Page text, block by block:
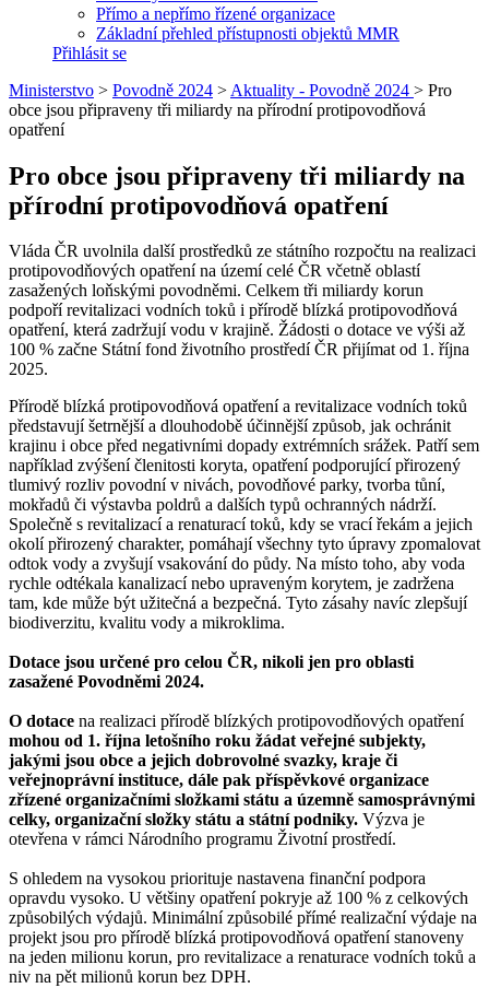
Přímo a nepřímo řízené organizace
Základní přehled přístupnosti objektů MMR
Přihlásit se
Ministerstvo > Povodně 2024 > Aktuality - Povodně 2024 > Pro
obce jsou připraveny tři miliardy na přírodní protipovodňová
opatření
Pro obce jsou připraveny tři miliardy na
přírodní protipovodňová opatření
Vláda ČR uvolnila další prostředků ze státního rozpočtu na realizaci
protipovodňových opatření na území celé ČR včetně oblastí
zasažených loňskými povodněmi. Celkem tři miliardy korun
podpoří revitalizaci vodních toků i přírodě blízká protipovodňová
opatření, která zadržují vodu v krajině. Žádosti o dotace ve výši až
100 % začne Státní fond životního prostředí ČR přijímat od 1. října
2025.
Přírodě blízká protipovodňová opatření a revitalizace vodních toků
představují šetrnější a dlouhodobě účinnější způsob, jak ochránit
krajinu i obce před negativními dopady extrémních srážek. Patří sem
například zvýšení členitosti koryta, opatření podporující přirozený
tlumivý rozliv povodní v nivách, povodňové parky, tvorba tůní,
mokřadů či výstavba poldrů a dalších typů ochranných nádrží.
Společně s revitalizací a renaturací toků, kdy se vrací řekám a jejich
okolí přirozený charakter, pomáhají všechny tyto úpravy zpomalovat
odtok vody a zvyšují vsakování do půdy. Na místo toho, aby voda
rychle odtékala kanalizací nebo upraveným korytem, je zadržena
tam, kde může být užitečná a bezpečná. Tyto zásahy navíc zlepšují
biodiverzitu, kvalitu vody a mikroklima.
Dotace jsou určené pro celou ČR, nikoli jen pro oblasti
zasažené Povodněmi 2024.
O dotace na realizaci přírodě blízkých protipovodňových opatření
mohou od 1. října letošního roku žádat veřejné subjekty,
jakými jsou obce a jejich dobrovolné svazky, kraje či
veřejnoprávní instituce, dále pak příspěvkové organizace
zřízené organizačními složkami státu a územně samosprávnými
celky, organizační složky státu a státní podniky. Výzva je
otevřena v rámci Národního programu Životní prostředí.
S ohledem na vysokou priorituje nastavena finanční podpora
opravdu vysoko. U většiny opatření pokryje až 100 % z celkových
způsobilých výdajů. Minimální způsobilé přímé realizační výdaje na
projekt jsou pro přírodě blízká protipovodňová opatření stanoveny
na jeden milionu korun, pro revitalizace a renaturace vodních toků a
niv na pět milionů korun bez DPH.